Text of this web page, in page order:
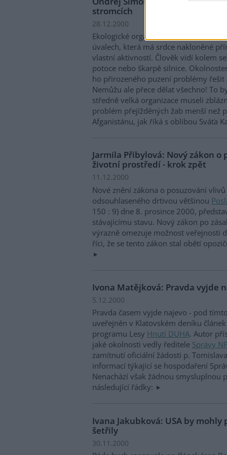
stromcích
28.12.2000
Ekologické organizace i ta část lidu v
úvalech, která má srdce nakloněné
vlastní aktivností. Člověk vidí kolem
potoce nebo škarpě silnice.
ho přirozeného puzení problémy
Nemůžu ale přece dělat všechno! To
středně velká organizace museli
problém přejížděných žab menší než
Afganistánu, jak říká s oblibou Sváťa
Jarmila Přibylová: Nový zákon o
životní prostředí - krok zpět
11.12.2000
Nové znění zákona o posuzování
odsouhlaseného drtivou většinou
150 : 9) dne 8. prosince 2000,
stávajícímu stavu. Nový zákon po
výrazně omezuje možnost veřejnosti
říci, že se tento zákon stal obětí
Ivona Matějková: Pravda vyjde
5.12.2000
Pravda časem vyjde najevo - pod
uveřejněn v Klatovském deníku
programu Lesy Hnutí DUHA. Autor
jaké okolnosti vedly ředitele Správy
zamítnutí oficiální žádosti p.
informací týkající se hospodaření
Nenachází však žádnou smysluplnou
následující řádky:
Ivana Jakubková: USA by
šetřily
30.11.2000